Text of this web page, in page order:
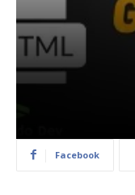
Facebook